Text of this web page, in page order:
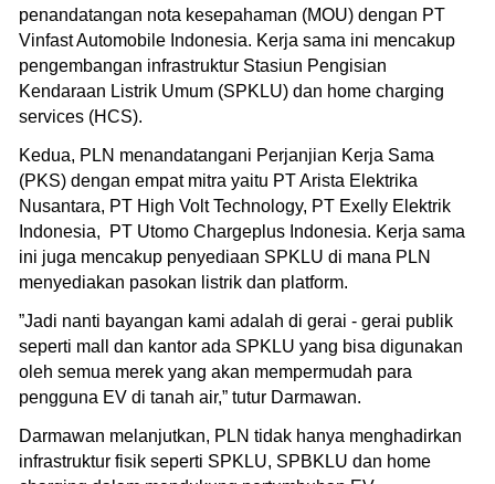
penandatangan nota kesepahaman (MOU) dengan PT
Vinfast Automobile Indonesia. Kerja sama ini mencakup
pengembangan infrastruktur Stasiun Pengisian
Kendaraan Listrik Umum (SPKLU) dan home charging
services (HCS).
Kedua, PLN menandatangani Perjanjian Kerja Sama
(PKS) dengan empat mitra yaitu PT Arista Elektrika
Nusantara, PT High Volt Technology, PT Exelly Elektrik
Indonesia, PT Utomo Chargeplus Indonesia. Kerja sama
ini juga mencakup penyediaan SPKLU di mana PLN
menyediakan pasokan listrik dan platform.
”Jadi nanti bayangan kami adalah di gerai - gerai publik
seperti mall dan kantor ada SPKLU yang bisa digunakan
oleh semua merek yang akan mempermudah para
pengguna EV di tanah air,” tutur Darmawan.
Darmawan melanjutkan, PLN tidak hanya menghadirkan
infrastruktur fisik seperti SPKLU, SPBKLU dan home